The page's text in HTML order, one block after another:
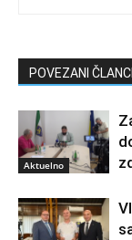
POVEZANI ČLANCI
Aktuelno